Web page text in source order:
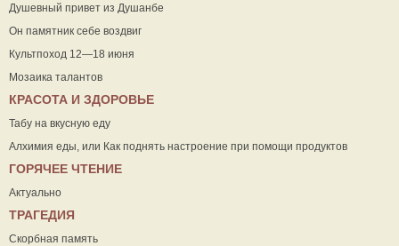
Душевный привет из Душанбе
Он памятник себе воздвиг
Культпоход 12—18 июня
Мозаика талантов
КРАСОТА И ЗДОРОВЬЕ
Табу на вкусную еду
Алхимия еды, или Как поднять настроение при помощи продуктов
ГОРЯЧЕЕ ЧТЕНИЕ
Актуально
ТРАГЕДИЯ
Скорбная память